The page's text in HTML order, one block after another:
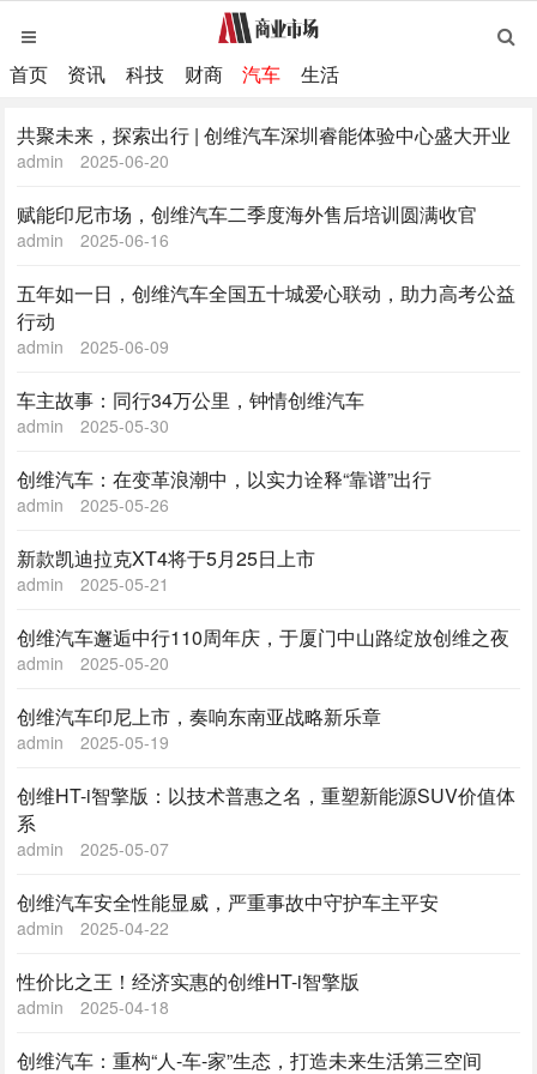
首页 资讯 科技 财商 汽车 生活
共聚未来，探索出行 | 创维汽车深圳睿能体验中心盛大开业
admin 2025-06-20
赋能印尼市场，创维汽车二季度海外售后培训圆满收官
admin 2025-06-16
五年如一日，创维汽车全国五十城爱心联动，助力高考公益
行动
admin 2025-06-09
车主故事：同行34万公里，钟情创维汽车
admin 2025-05-30
创维汽车：在变革浪潮中，以实力诠释“靠谱”出行
admin 2025-05-26
新款凯迪拉克XT4将于5月25日上市
admin 2025-05-21
创维汽车邂逅中行110周年庆，于厦门中山路绽放创维之夜
admin 2025-05-20
创维汽车印尼上市，奏响东南亚战略新乐章
admin 2025-05-19
创维HT-i智擎版：以技术普惠之名，重塑新能源SUV价值体
系
admin 2025-05-07
创维汽车安全性能显威，严重事故中守护车主平安
admin 2025-04-22
性价比之王！经济实惠的创维HT-i智擎版
admin 2025-04-18
创维汽车：重构“人-车-家”生态，打造未来生活第三空间